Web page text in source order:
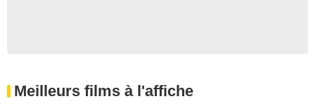
Meilleurs films à l'affiche